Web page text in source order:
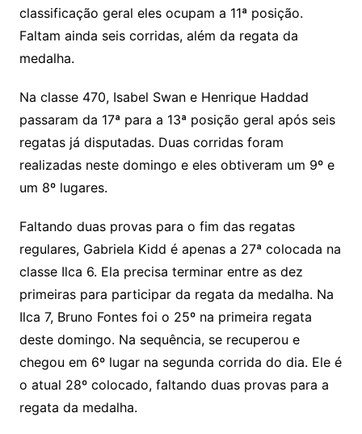
classificação geral eles ocupam a 11ª posição.
Faltam ainda seis corridas, além da regata da
medalha.
Na classe 470, Isabel Swan e Henrique Haddad
passaram da 17ª para a 13ª posição geral após seis
regatas já disputadas. Duas corridas foram
realizadas neste domingo e eles obtiveram um 9º e
um 8º lugares.
Faltando duas provas para o fim das regatas
regulares, Gabriela Kidd é apenas a 27ª colocada na
classe Ilca 6. Ela precisa terminar entre as dez
primeiras para participar da regata da medalha. Na
Ilca 7, Bruno Fontes foi o 25º na primeira regata
deste domingo. Na sequência, se recuperou e
chegou em 6º lugar na segunda corrida do dia. Ele é
o atual 28º colocado, faltando duas provas para a
regata da medalha.